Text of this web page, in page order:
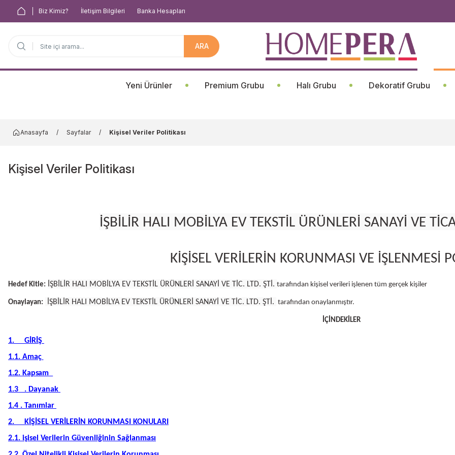
Biz Kimiz? İletişim Bilgileri Banka Hesapları
ARA
Yeni Ürünler Premium Grubu Halı Grubu Dekoratif Grubu
Anasayfa Sayfalar Kişisel Veriler Politikası
Kişisel Veriler Politikası
İŞBİLİR HALI MOBİLYA EV TEKSTİL ÜRÜNLERİ SANAYİ VE
KİŞİSEL VERİLERİN KORUNMASI VE İŞLENMESİ
Hedef Kitle: İŞBİLİR HALI MOBİLYA EV TEKSTİL ÜRÜNLERİ SANAYİ VE TİC. LTD. ŞTİ. tarafından kişisel verileri işlenen tüm gerçek kişiler
Onaylayan: İŞBİLİR HALI MOBİLYA EV TEKSTİL ÜRÜNLERİ SANAYİ VE TİC. LTD. ŞTİ. tarafından onaylanmıştır.
İÇİNDEKİLER
1. GİRİŞ
1.1. Amaç
1.2. Kapsam
1.3 . Dayanak
1.4 . Tanımlar
2.
KİŞİSEL VERİLERİN KORUNMASI KONULARI
2.1. işisel Verilerin Güvenliğinin Sağlanması